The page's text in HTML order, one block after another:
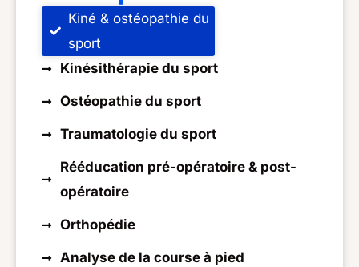
Kiné & ostéopathie du
sport
Kinésithérapie du sport
Ostéopathie du sport
Traumatologie du sport
Rééducation pré-opératoire & post-
opératoire
Orthopédie
Analyse de la course à pied